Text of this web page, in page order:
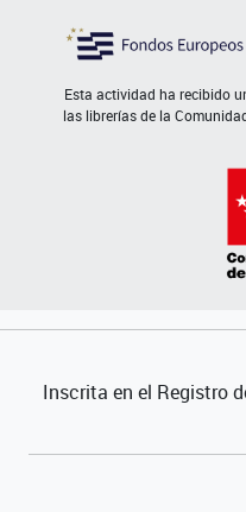
Esta actividad ha recibido
las librerías de la
Inscrita en el Registro